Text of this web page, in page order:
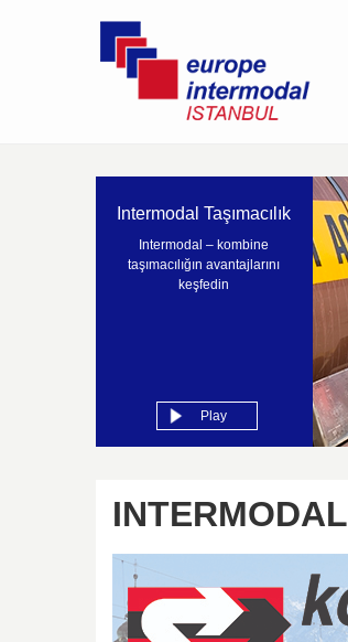
Intermodal Taşımacılık
Intermodal – kombine
taşımacılığın avantajlarını
keşfedin
Play
INTERMODAL